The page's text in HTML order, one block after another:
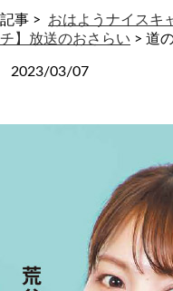
記事 > おはようナイスキ
チ】放送のおさらい > 道
2023/03/07